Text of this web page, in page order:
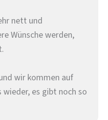
nett und
Wünsche werden,
wir kommen auf
wieder, es gibt noch so